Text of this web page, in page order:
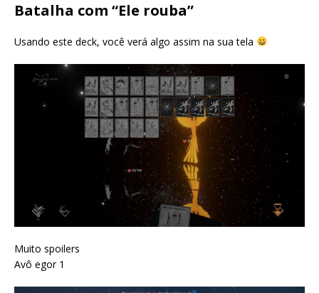
Batalha com “Ele rouba”
Usando este deck, você verá algo assim na sua tela
Muito spoilers
Avô egor 1